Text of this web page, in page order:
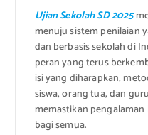
Ujian Sekolah SD 2025
menuju sistem penilaian
dan berbasis sekolah di
peran yang terus
isi yang diharapkan,
siswa, orang tua, dan
memastikan
bagi semua.